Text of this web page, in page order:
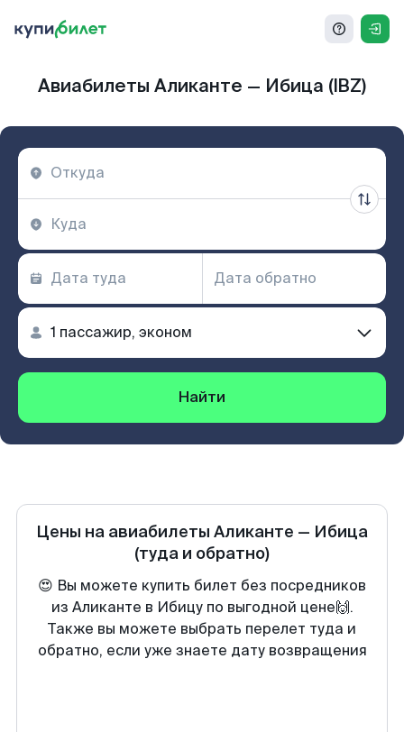
Авиабилеты Аликанте — Ибица (IBZ)
Найти
Цены на авиабилеты Аликанте — Ибица
(туда и обратно)
😍 Вы можете купить билет без посредников
из Аликанте в Ибицу по выгодной цене🙌.
Также вы можете выбрать перелет туда и
обратно, если уже знаете дату возвращения